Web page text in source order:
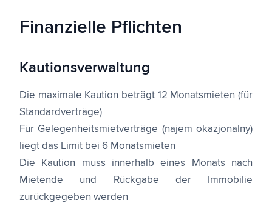
Finanzielle Pflichten
Kautionsverwaltung
Die maximale Kaution beträgt 12 Monatsmieten (für
Standardverträge)
Für Gelegenheitsmietverträge (najem okazjonalny)
liegt das Limit bei 6 Monatsmieten
Die Kaution muss innerhalb eines Monats nach
Mietende und Rückgabe der Immobilie
zurückgegeben werden